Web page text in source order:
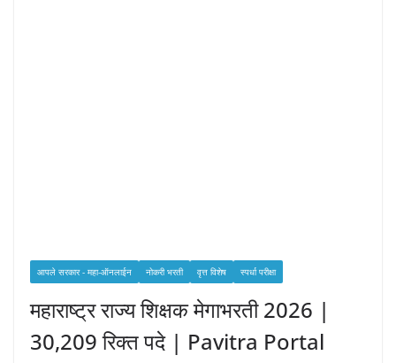
आपले सरकार - महा-ऑनलाईन नोकरी भरती वृत्त विशेष स्पर्धा परीक्षा
महाराष्ट्र राज्य शिक्षक मेगाभरती 2026 |
30,209 रिक्त पदे | Pavitra Portal